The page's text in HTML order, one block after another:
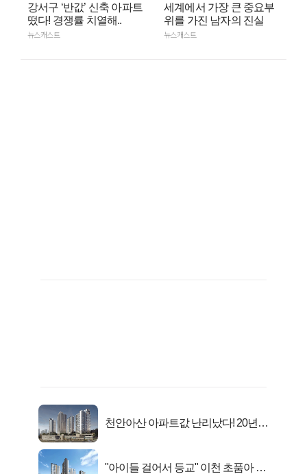
강서구 ‘반값’ 신축 아파트
떴다! 경쟁률 치열해..
뉴스캐스트
세계에서 가장 큰 중요부
위를 가진 남자의 진실
뉴스캐스트
천안아산 아파트값 난리났다! 20년
"아이들 걸어서 등교" 이천 초품아 신